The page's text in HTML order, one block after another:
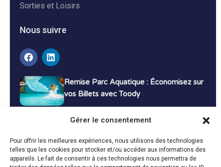
Gérer le consentement
Pour offrir les meilleures expériences, nous utilisons des technologies
telles que les cookies pour stocker et/ou accéder aux informations des
appareils. Le fait de consentir à ces technologies nous permettra de
Sorties et Loisirs
Nous suivre
Remise Parc Aquatique : Économisez sur
vos Billets avec Toody
Bons Plans Voyage : Économisez sur vos
Vacances avec Toody